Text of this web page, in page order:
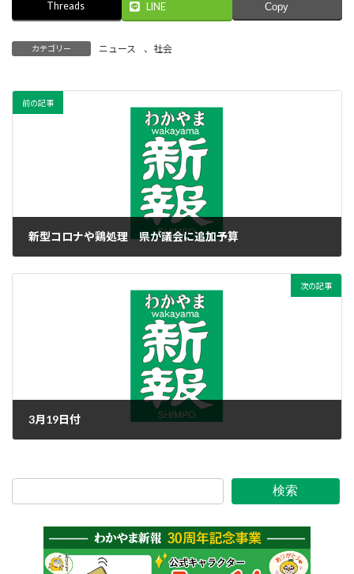
Threads LINE Copy
カテゴリー ニュース 、 社会
前の記事
新型コロナや鶏処理 県が議会に追加予算
次の記事
3月19日付
検索